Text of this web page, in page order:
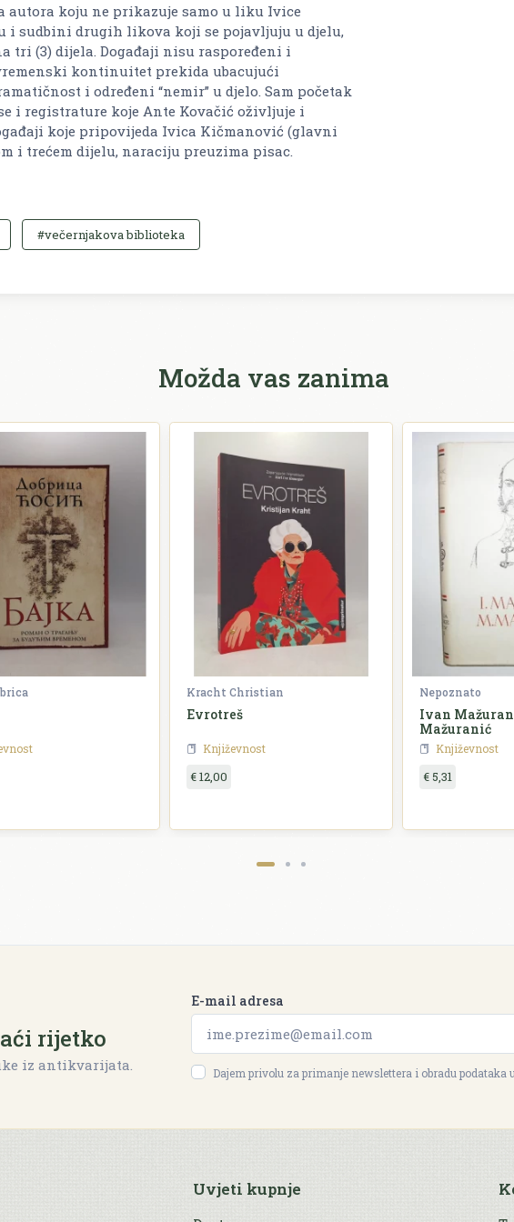
autora koju ne prikazuje samo u liku Ivice
i sudbini drugih likova koji se pojavljuju u djelu,
tri (3) dijela. Događaji nisu raspoređeni i
kontinuitet prekida ubacujući
i određeni “nemir” u djelo. Sam početak
i registrature koje Ante Kovačić oživljuje i
koje pripovijeda Ivica Kičmanović (glavni
i trećem dijelu, naraciju preuzima pisac.
#večernjakova biblioteka
Možda vas zanima
Kracht Christian
Evrotreš
Književnost
€ 12,00
Nepoznato
Ivan
Mažuranić
Književnost
€ 5,31
rijetko
iz antikvarijata.
E-mail adresa
Dajem privolu za primanje newslettera i obradu podataka
Uvjeti kupnje